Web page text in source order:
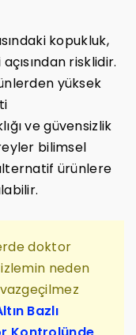
kopukluk,
risklidir.
yüksek
ve güvensizlik
bilimsel
ürünlere
doktor
neden
Bazlı